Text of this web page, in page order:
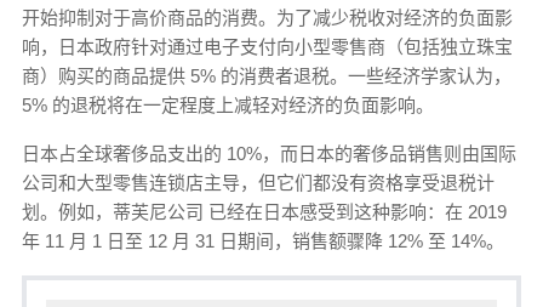
开始抑制对于高价商品的消费。为了减少税收对经济的负面影
响，日本政府针对通过电子支付向小型零售商（包括独立珠宝
商）购买的商品提供 5% 的消费者退税。一些经济学家认为，
5% 的退税将在一定程度上减轻对经济的负面影响。
日本占全球奢侈品支出的 10%，而日本的奢侈品销售则由国际
公司和大型零售连锁店主导，但它们都没有资格享受退税计
划。例如，蒂芙尼公司 已经在日本感受到这种影响：在 2019
年 11 月 1 日至 12 月 31 日期间，销售额骤降 12% 至 14%。